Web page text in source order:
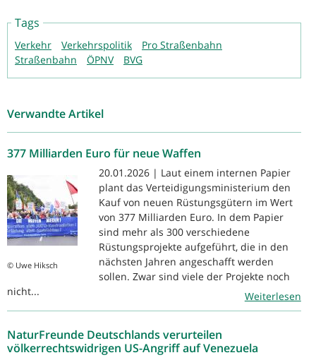
Tags
Verkehr Verkehrspolitik
Pro Straßenbahn
Straßenbahn
ÖPNV BVG
Verwandte Artikel
377 Milliarden Euro für neue Waffen
© Uwe Hiksch
20.01.2026 | Laut einem internen Papier
plant das Verteidigungsministerium den
Kauf von neuen Rüstungsgütern im Wert
von 377 Milliarden Euro. In dem Papier
sind mehr als 300 verschiedene
Rüstungsprojekte aufgeführt, die in den
nächsten Jahren angeschafft werden
sollen. Zwar sind viele der Projekte noch
nicht...
Weiterlesen
NaturFreunde Deutschlands verurteilen
völkerrechtswidrigen US-Angriff auf Venezuela